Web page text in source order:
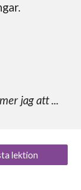
jag att ...
lektion